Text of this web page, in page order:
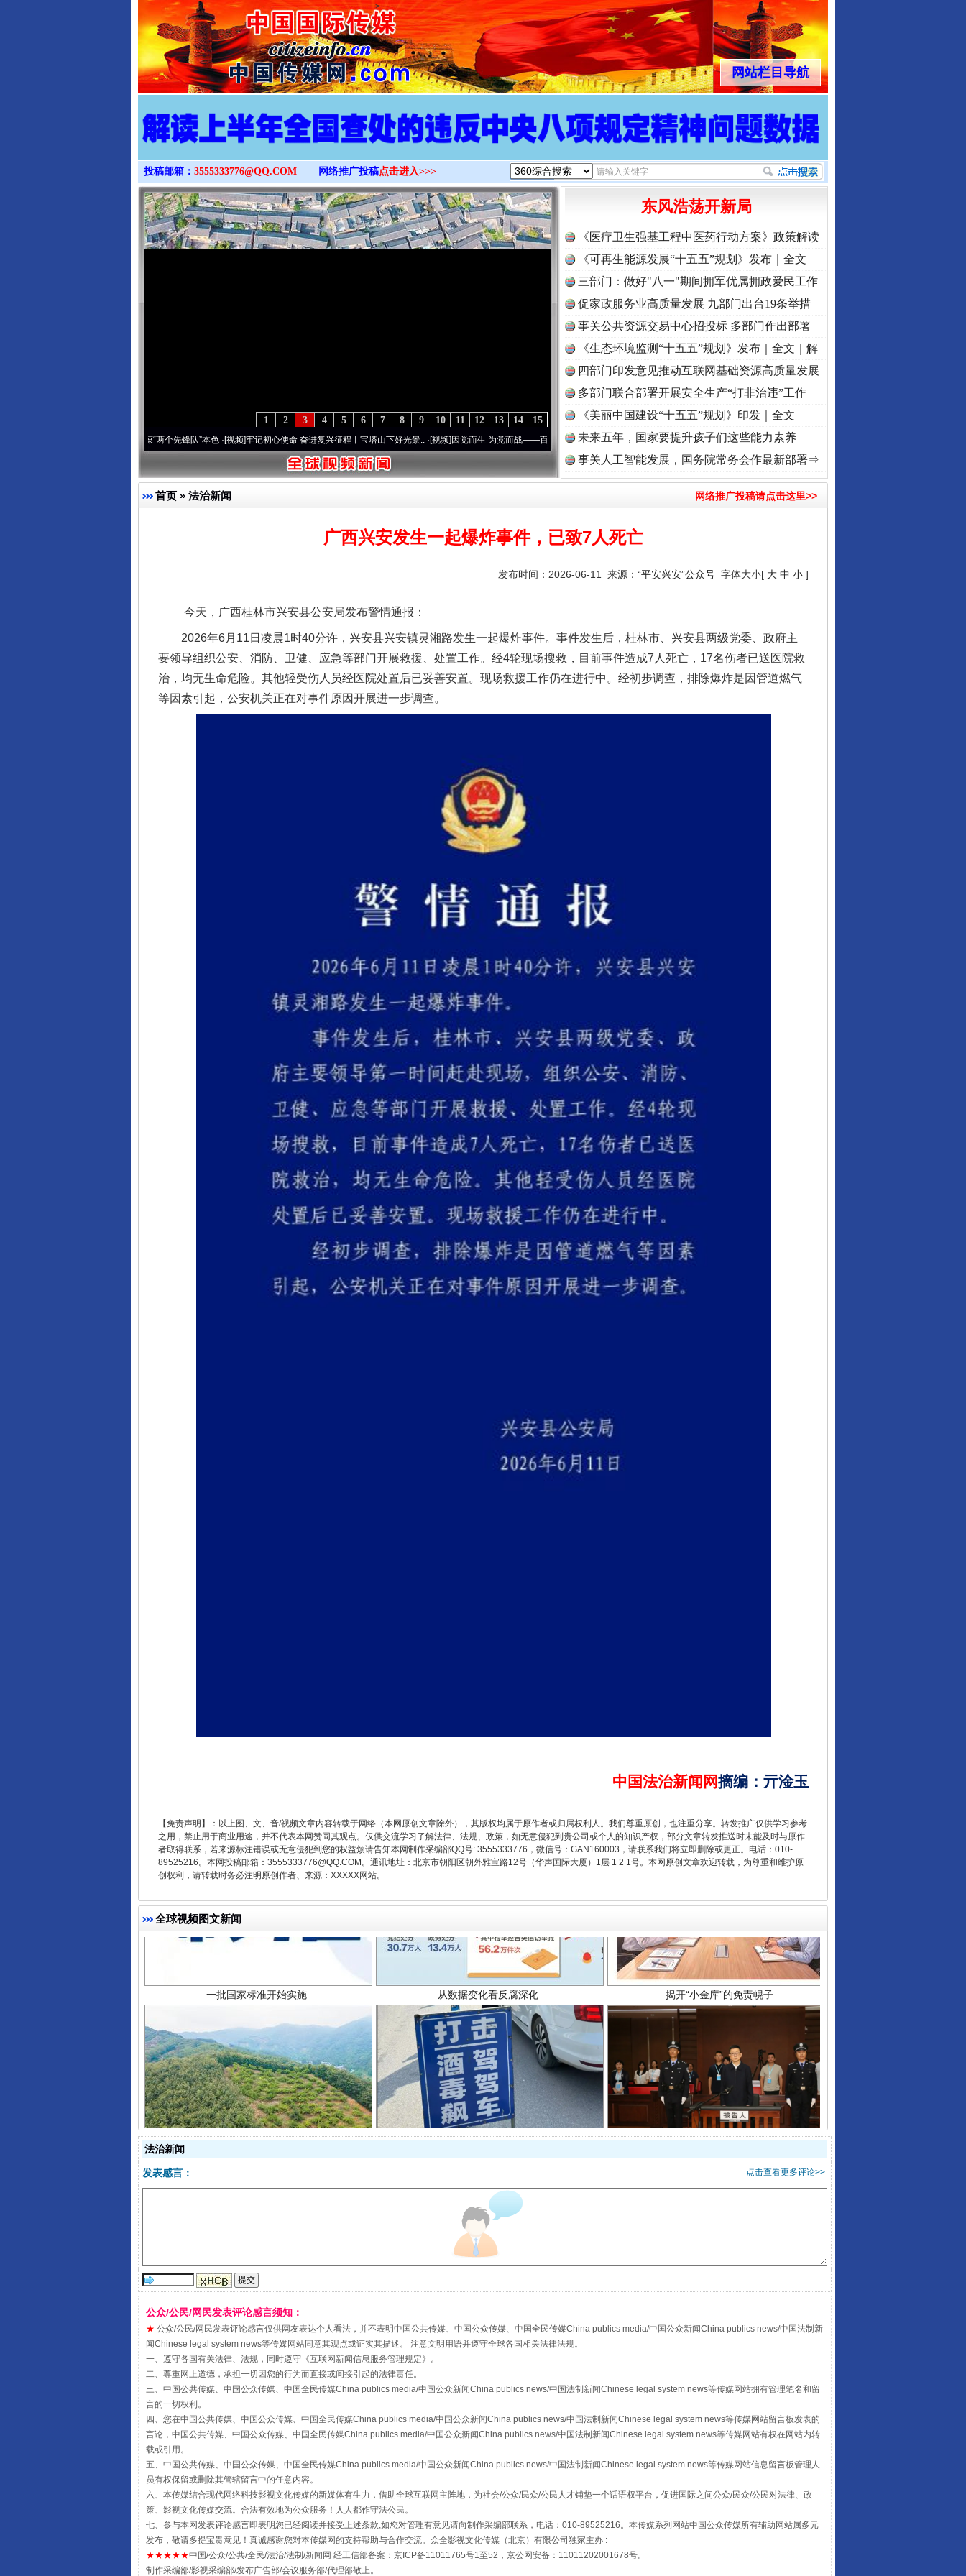
>
网站栏目导航
投稿邮箱： 3555333776@QQ.COM 网络推广投稿点击进入>>>
15
14
13
12
11
10
9
8
7
6
5
4
3
2
1
永葆“两个先锋队”本色·[视频]牢记初心使命 奋进复兴征程丨宝塔山下好光景..·[视频]因党而生 为党而战——百年“纪”事⑧加强纪律..·[视频]牢记初心使命 奋进复兴征程丨“转折之城”激荡..·[视频]
东风浩荡开新局
《医疗卫生强基工程中医药行动方案》政策解读
《可再生能源发展“十五五”规划》发布｜全文
三部门：做好"八一"期间拥军优属拥政爱民工作
促家政服务业高质量发展 九部门出台19条举措
事关公共资源交易中心招投标 多部门作出部署
《生态环境监测“十五五”规划》发布｜全文｜解
读
四部门印发意见推动互联网基础资源高质量发展
多部门联合部署开展安全生产“打非治违”工作
《美丽中国建设“十五五”规划》印发｜全文
未来五年，国家要提升孩子们这些能力素养
事关人工智能发展，国务院常务会作最新部署⇒
首页 » 法治新闻 网络推广投稿请点击这里>>
广西兴安发生一起爆炸事件，已致7人死亡
发布时间：2026-06-11 来源： “平安兴安”公众号 字体大小[ 大 中 小 ]
今天，广西桂林市兴安县公安局发布警情通报：
2026年6月11日凌晨1时40分许，兴安县兴安镇灵湘路发生一起爆炸事件。事件发生后，桂林市、兴安县两级党委、政府主
要领导组织公安、消防、卫健、应急等部门开展救援、处置工作。经4轮现场搜救，目前事件造成7人死亡，17名伤者已送医院救
治，均无生命危险。其他轻受伤人员经医院处置后已妥善安置。现场救援工作仍在进行中。经初步调查，排除爆炸是因管道燃气
等因素引起，公安机关正在对事件原因开展进一步调查。
中国法治新闻网摘编 ： 亓淦玉
【免责声明】：以上图、文、音/视频文章内容转载于网络（本网原创文章除外），其版权均属于原作者或归属权利人。我们尊重原创，也注重分享。转发推广仅供学习参考
之用，禁止用于商业用途，并不代表本网赞同其观点。仅供交流学习了解法律、法规、政策，如无意侵犯到贵公司或个人的知识产权，部分文章转发推送时未能及时与原作
者取得联系，若来源标注错误或无意侵犯到您的权益烦请告知本网制作采编部QQ号: 3555333776，微信号：GAN160003，请联系我们将立即删除或更正。电话：010-
89525216。本网投稿邮箱：3555333776@QQ.COM。通讯地址：北京市朝阳区朝外雅宝路12号（华声国际大厦）1层 1 2 1号。本网原创文章欢迎转载，为尊重和维护原
创权利，请转载时务必注明原创作者、来源：XXXXX网站。
全球视频图文新闻
一批国家标准开始实施 从数据变化看反腐深化 揭开“小金库”的免责幌子
以产业富民促振兴 酒驾未被当场查获能处罚吗 受贿1.44亿！段成刚被判无期
从幼儿园到大学，有这些资助
事关残疾人未来5年
法治新闻
点击查看更多评论>>
发表感言：
公众/公民/网民发表评论感言须知：
★ 公众/公民/网民发表评论感言仅供网友表达个人看法，并不表明中国公共传媒、中国公众传媒、中国全民传媒China publics media/中国公众新闻China publics news/中国法制新
闻Chinese legal system news等传媒网站同意其观点或证实其描述。 注意文明用语并遵守全球各国相关法律法规。
一、遵守各国有关法律、法规，同时遵守《互联网新闻信息服务管理规定》。
二、尊重网上道德，承担一切因您的行为而直接或间接引起的法律责任。
三、中国公共传媒、中国公众传媒、中国全民传媒China publics media/中国公众新闻China publics news/中国法制新闻Chinese legal system news等传媒网站拥有管理笔名和留
言的一切权利。
四、您在中国公共传媒、中国公众传媒、中国全民传媒China publics media/中国公众新闻China publics news/中国法制新闻Chinese legal system news等传媒网站留言板发表的
言论，中国公共传媒、中国公众传媒、中国全民传媒China publics media/中国公众新闻China publics news/中国法制新闻Chinese legal system news等传媒网站有权在网站内转
载或引用。
五、中国公共传媒、中国公众传媒、中国全民传媒China publics media/中国公众新闻China publics news/中国法制新闻Chinese legal system news等传媒网站信息留言板管理人
员有权保留或删除其管辖留言中的任意内容。
六、本传媒结合现代网络科技影视文化传媒的新媒体有生力，借助全球互联网主阵地，为社会/公众/民众/公民人才铺垫一个话语权平台，促进国际之间公众/民众/公民对法律、政
策、影视文化传媒交流。合法有效地为公众服务！人人都作守法公民。
七、参与本网发表评论感言即表明您已经阅读并接受上述条款,如您对管理有意见请向制作采编部联系，电话：010-89525216。本传媒系列网站中国公众传媒所有辅助网站属多元
发布，敬请多提宝贵意见！真诚感谢您对本传媒网的支持帮助与合作交流。众全影视文化传媒（北京）有限公司独家主办 :
★★★★★中国/公众/公共/全民/法治/法制/新闻网 经工信部备案：京ICP备11011765号1至52，京公网安备：11011202001678号。
制作采编部/影视采编部/发布广告部/会议服务部/代理部敬上。